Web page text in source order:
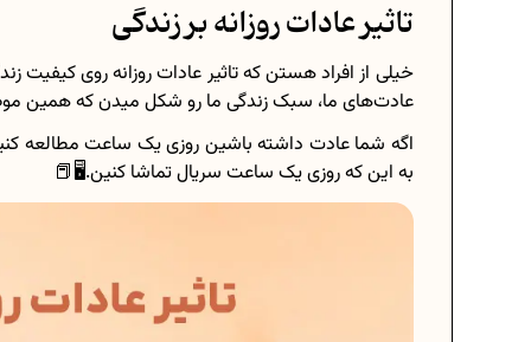
تاثیر عادات روزانه بر زندگی
خیلی از افراد هستن که تاثیر عادات روزانه روی
عادت‌های ما، سبک زندگی ما رو شکل میدن که همین
اگه شما عادت داشته باشین روزی یک ساعت مطالعه
به این که روزی یک ساعت سریال تماشا کنین.🖥📕